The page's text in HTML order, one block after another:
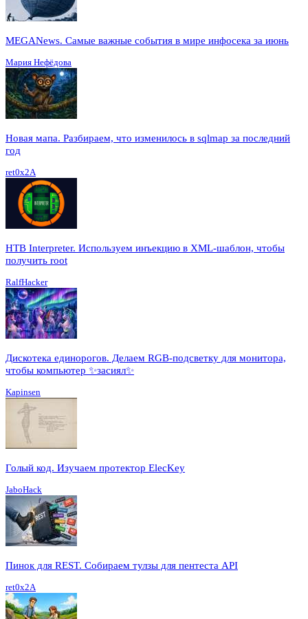
MEGANews. Cамые важные события в мире инфосека за июнь
Мария Нефёдова
Новая мапа. Разбираем, что изменилось в sqlmap за последний
год
ret0x2A
HTB Interpreter. Используем инъекцию в XML-шаблон, чтобы
получить root
RalfHacker
Дискотека единорогов. Делаем RGB-подсветку для монитора,
чтобы компьютер ✨засиял✨
Kapinsen
Голый код. Изучаем протектор ElecKey
JaboHack
Пинок для REST. Собираем тулзы для пентеста API
ret0x2A